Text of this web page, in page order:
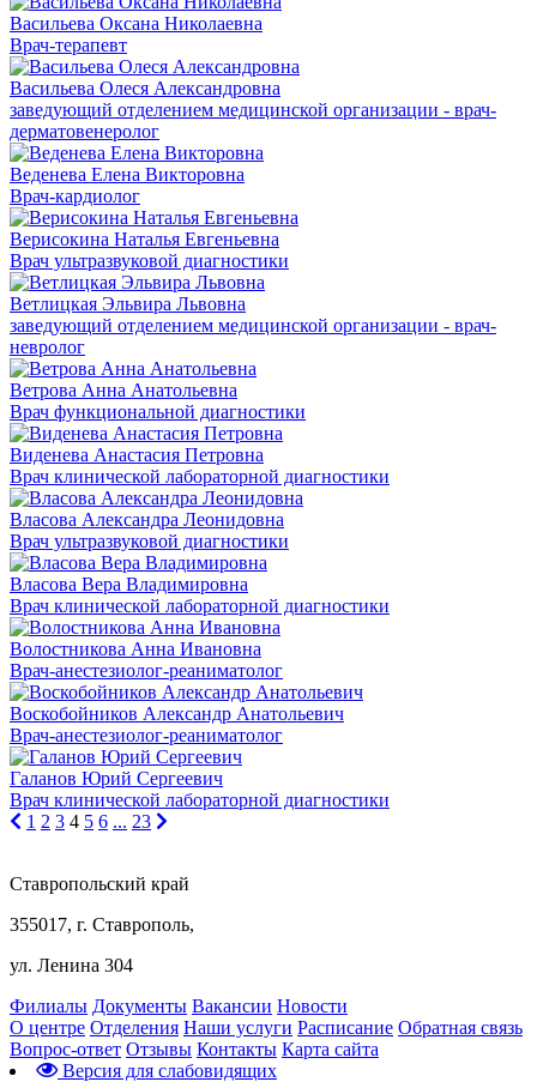
Васильева Оксана Николаевна
Врач-терапевт
Васильева Олеся Александровна
заведующий отделением медицинской организации - врач-
дерматовенеролог
Веденева Елена Викторовна
Врач-кардиолог
Верисокина Наталья Евгеньевна
Врач ультразвуковой диагностики
Ветлицкая Эльвира Львовна
заведующий отделением медицинской организации - врач-
невролог
Ветрова Анна Анатольевна
Врач функциональной диагностики
Виденева Анастасия Петровна
Врач клинической лабораторной диагностики
Власова Александра Леонидовна
Врач ультразвуковой диагностики
Власова Вера Владимировна
Врач клинической лабораторной диагностики
Волостникова Анна Ивановна
Врач-анестезиолог-реаниматолог
Воскобойников Александр Анатольевич
Врач-анестезиолог-реаниматолог
Галанов Юрий Сергеевич
Врач клинической лабораторной диагностики
1 2 3 4 5 6 ... 23
Ставропольский край
355017, г. Ставрополь,
ул. Ленина 304
Филиалы Документы Вакансии Новости
О центре Отделения Наши услуги Расписание Обратная связь
Вопрос-ответ Отзывы Контакты Карта сайта
Версия для слабовидящих